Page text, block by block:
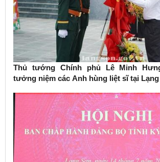
Thủ tướng Chính phủ Lê Minh
tưởng niệm các Anh hùng liệt sĩ tại